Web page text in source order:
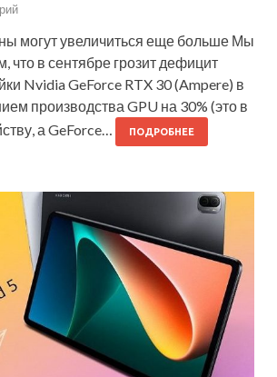
могут увеличиться еще больше Мы
что в сентябре грозит дефицит
Nvidia GeForce RTX 30 (Ampere) в
производства GPU на 30% (это в
а GeForce…
ПОДРОБНЕЕ